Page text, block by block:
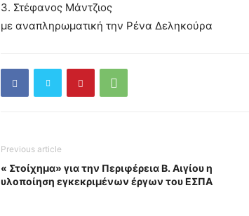
3. Στέφανος Μάντζιος
με αναπληρωματική την Ρένα Δεληκούρα
Previous article
« Στοίχημα» για την Περιφέρεια Β. Αιγίου η
υλοποίηση εγκεκριμένων έργων του ΕΣΠΑ